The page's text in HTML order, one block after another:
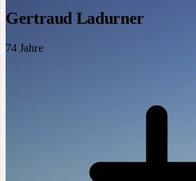
Gertraud Ladurner
74 Jahre